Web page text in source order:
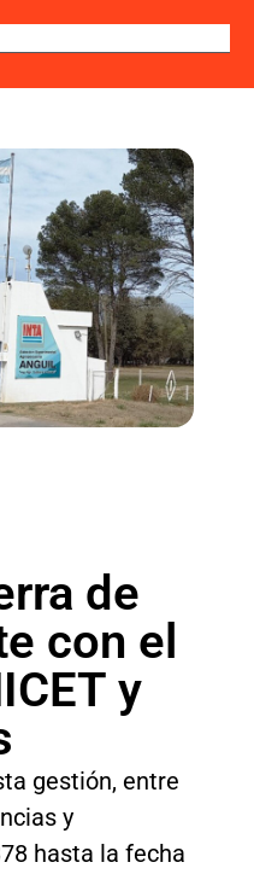
de
con el
y
gestión, entre
y
hasta la fecha